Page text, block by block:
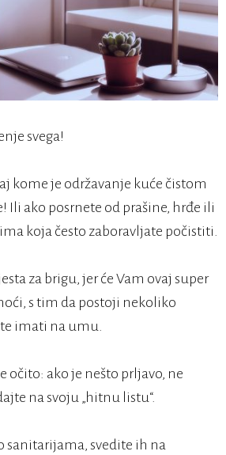
svega!
kome je održavanje kuće čistom
Ili ako posrnete od prašine, hrđe ili
koja često zaboravljate počistiti.
za brigu, jer će Vam ovaj super
s tim da postoji nekoliko
imati na umu.
očito: ako je nešto prljavo, ne
na svoju „hitnu listu“.
sanitarijama, svedite ih na